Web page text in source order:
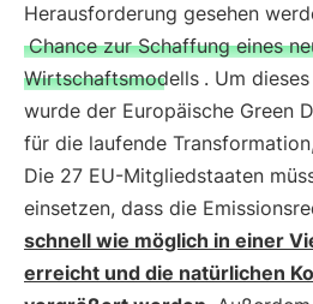
Herausforderung gesehen
Chance zur Schaffung eines
Wirtschaftsmodells . Um
wurde der Europäische Green
für die laufende
Die 27 EU-Mitgliedstaaten
einsetzen, dass die
schnell wie möglich in einer
erreicht und die natürlichen